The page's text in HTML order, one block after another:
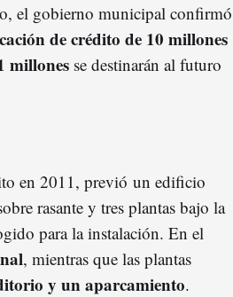
el gobierno municipal confirmó
de crédito de 10 millones
millones se destinarán al futuro
en 2011, previó un edificio
rasante y tres plantas bajo la
para la instalación. En el
, mientras que las plantas
y un aparcamiento.